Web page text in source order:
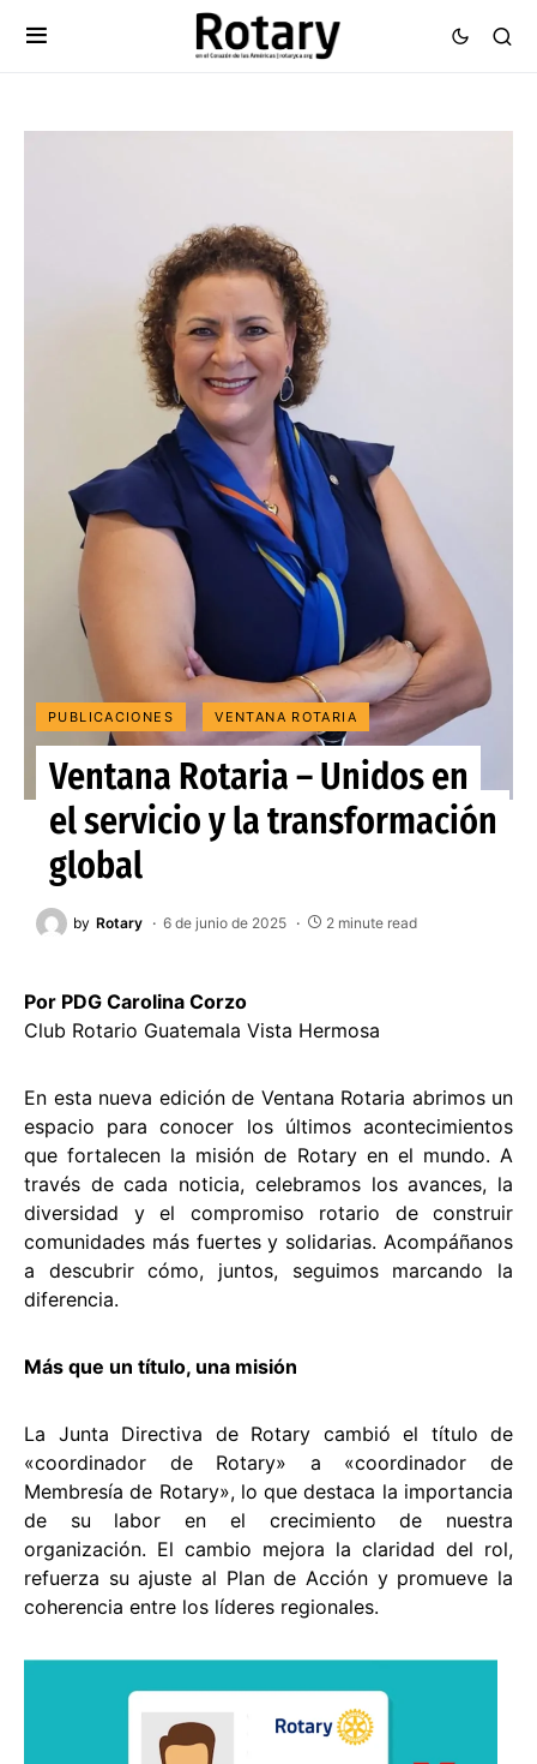
PUBLICACIONES VENTANA ROTARIA
Ventana Rotaria – Unidos en
el servicio y la transformación
global
by Rotary 6 de junio de 2025 2 minute read
Por PDG Carolina Corzo
Club Rotario Guatemala Vista Hermosa
En esta nueva edición de Ventana Rotaria abrimos un
espacio para conocer los últimos acontecimientos
que fortalecen la misión de Rotary en el mundo. A
través de cada noticia, celebramos los avances, la
diversidad y el compromiso rotario de construir
comunidades más fuertes y solidarias. Acompáñanos
a descubrir cómo, juntos, seguimos marcando la
diferencia.
Más que un título, una misión
La Junta Directiva de Rotary cambió el título de
«coordinador de Rotary» a «coordinador de
Membresía de Rotary», lo que destaca la importancia
de su labor en el crecimiento de nuestra
organización. El cambio mejora la claridad del rol,
refuerza su ajuste al Plan de Acción y promueve la
coherencia entre los líderes regionales.